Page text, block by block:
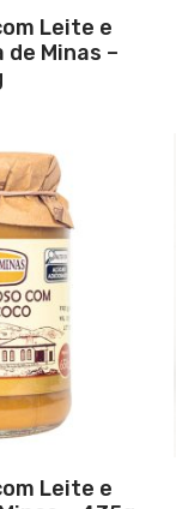
Leite e
Minas –
Leite e